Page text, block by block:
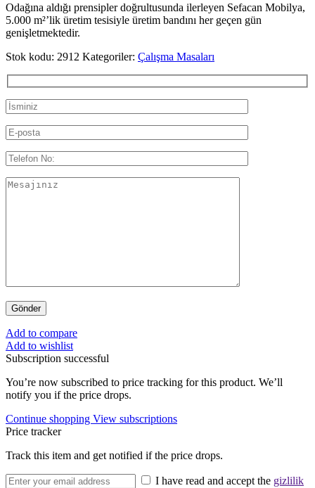
Odağına aldığı prensipler doğrultusunda ilerleyen Sefacan Mobilya,
5.000 m²’lik üretim tesisiyle üretim bandını her geçen gün
genişletmektedir.
Stok kodu: 2912 Kategoriler: Çalışma Masaları
Add to compare
Add to wishlist
Subscription successful
You’re now subscribed to price tracking for this product. We’ll
notify you if the price drops.
Continue shopping View subscriptions
Price tracker
Track this item and get notified if the price drops.
I have read and accept the gizlilik